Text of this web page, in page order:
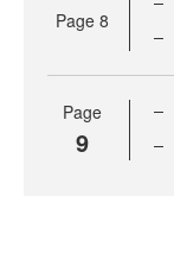
Page 8
Page
9